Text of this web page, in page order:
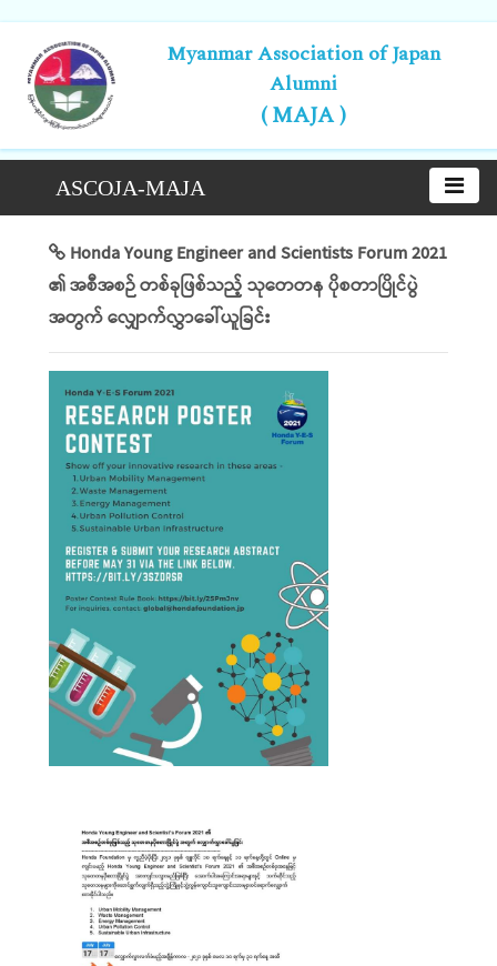
Myanmar Association of Japan
Alumni
( MAJA )
ASCOJA-MAJA
Honda Young Engineer and Scientists Forum 2021
၏ အစီအစဉ် တစ်ခုဖြစ်သည့် သုတေတန ပိုစတာပြိုင်ပွဲ
အတွက် လျှောက်လွှာခေါ်ယူခြင်း